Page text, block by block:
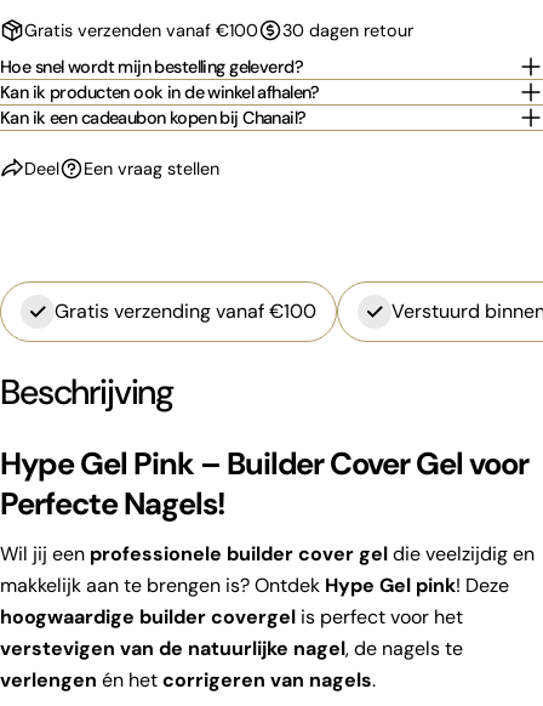
Gratis verzenden vanaf €100
30 dagen retour
Hoe snel wordt mijn bestelling geleverd?
Kan ik producten ook in de winkel afhalen?
Kan ik een cadeaubon kopen bij Chanail?
Deel Een vraag stellen
Stuur vraag
Gratis verzending vanaf €100 Verstuurd
Beschrijving
Hype Gel Pink – Builder Cover Gel voor
Perfecte Nagels!
Wil jij een professionele builder cover geldie veelzijdig en
makkelijk aan te brengen is? Ontdek Hype Gel pink! Deze
hoogwaardige builder covergel is perfect voor het
verstevigen van de natuurlijke nagel, de nagels te
verlengen én hetcorrigeren van nagels.